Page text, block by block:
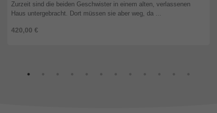
420,00 €
Zurzeit sind die beiden Geschwister in einem alten, verlassenen
Haus untergebracht. Dort müssen sie aber weg, da ...